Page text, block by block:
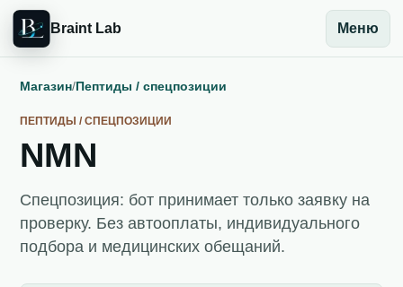
Braint Lab Меню
Магазин/Пептиды / спецпозиции
ПЕПТИДЫ / СПЕЦПОЗИЦИИ
NMN
Спецпозиция: бот принимает только заявку на
проверку. Без автооплаты, индивидуального
подбора и медицинских обещаний.